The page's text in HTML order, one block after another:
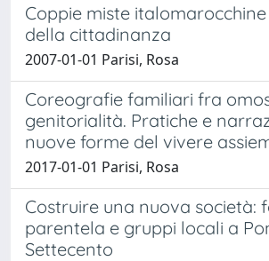
Coppie miste
della cittadinanza
2007-01-01 Parisi, Rosa
Coreografie familiari fra
genitorialità. Pratiche e
nuove forme del vivere
2017-01-01 Parisi, Rosa
Costruire una nuova società:
parentela e gruppi locali a
Settecento